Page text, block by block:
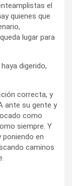
el
quienes que
lugar para
digerido,
correcta, y
ante su gente y
como
siempre. Y
en
caminos